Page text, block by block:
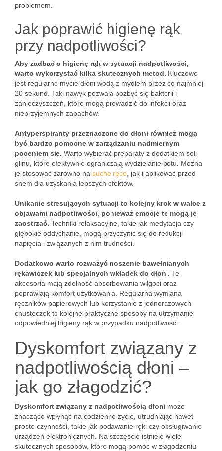
problemem.
Jak poprawić higienę rąk
przy nadpotliwości?
Aby zadbać o higienę rąk w sytuacji nadpotliwości,
warto wykorzystać kilka skutecznych metod. Kluczowe
jest regularne mycie dłoni wodą z mydłem przez co najmniej
20 sekund. Taki nawyk pozwala pozbyć się bakterii i
zanieczyszczeń, które mogą prowadzić do infekcji oraz
nieprzyjemnych zapachów.
Antyperspiranty przeznaczone do dłoni również mogą
być bardzo pomocne w zarządzaniu nadmiernym
poceniem się. Warto wybierać preparaty z dodatkiem soli
glinu, które efektywnie ograniczają wydzielanie potu. Można
je stosować zarówno na suche ręce , jak i aplikować przed
snem dla uzyskania lepszych efektów.
Unikanie stresujących sytuacji to kolejny krok w walce z
objawami nadpotliwości, ponieważ emocje te mogą je
zaostrzać. Techniki relaksacyjne, takie jak medytacja czy
głębokie oddychanie, mogą przyczynić się do redukcji
napięcia i związanych z nim trudności.
Dodatkowo warto rozważyć noszenie bawełnianych
rękawiczek lub specjalnych wkładek do dłoni. Te
akcesoria mają zdolność absorbowania wilgoci oraz
poprawiają komfort użytkowania. Regularna wymiana
ręczników papierowych lub korzystanie z jednorazowych
chusteczek to kolejne praktyczne sposoby na utrzymanie
odpowiedniej higieny rąk w przypadku nadpotliwości.
Dyskomfort związany z
nadpotliwością dłoni –
jak go złagodzić?
Dyskomfort związany z nadpotliwością dłoni może
znacząco wpłynąć na codzienne życie, utrudniając nawet
proste czynności, takie jak podawanie ręki czy obsługiwanie
urządzeń elektronicznych. Na szczęście istnieje wiele
skutecznych sposobów, które mogą pomóc w złagodzeniu